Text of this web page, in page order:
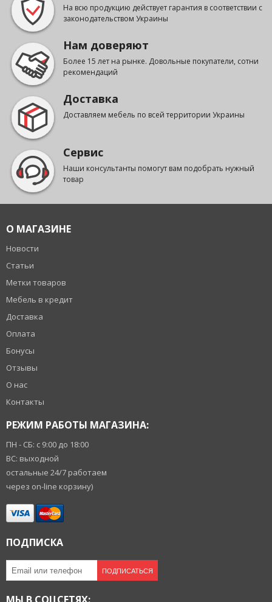
На всю продукцию действует гарантия в соответствии с
законодательством Украины
Нам доверяют
Более 15 лет на рынке. Довольные покупатели, сотни
рекомендаций
Доставка
Доставляем мебель по всей территории Украины
Сервис
Наши консультанты помогут вам подобрать нужный
товар
О МАГАЗИНЕ
Новости
Статьи
Метки товаров
Мебель в кредит
Доставка
Оплата
Бонусы
Отзывы
О нас
Контакты
РЕЖИМ РАБОТЫ МАГАЗИНА:
ПН - СБ: с 9:00 до 18:00
ВС: выходной
остальные 24/7 работаем
через on-line корзину)
ПОДПИСКА
ПОДПИСАТЬСЯ